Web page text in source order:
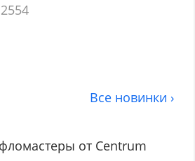
2554
Все новинки ›
от Centrum